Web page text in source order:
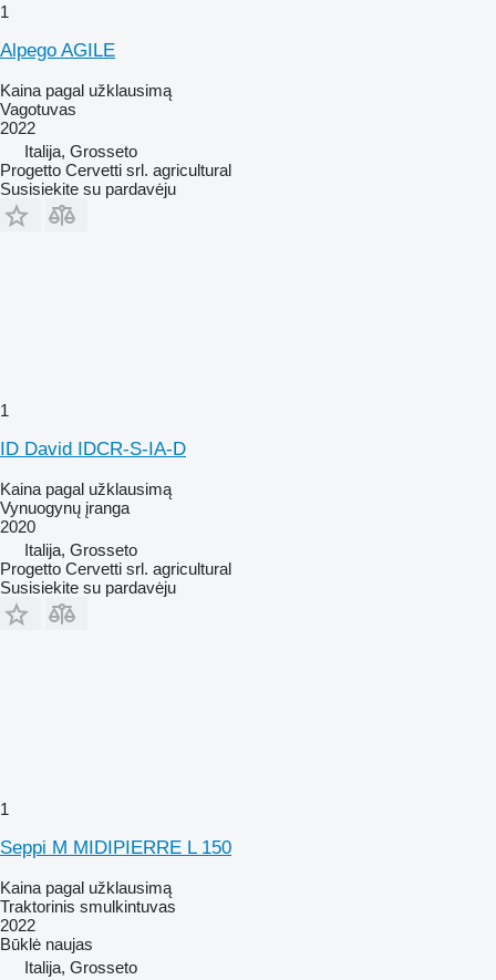
1
Alpego AGILE
Kaina pagal užklausimą
Vagotuvas
2022
Italija, Grosseto
Progetto Cervetti srl. agricultural
Susisiekite su pardavėju
1
ID David IDCR-S-IA-D
Kaina pagal užklausimą
Vynuogynų įranga
2020
Italija, Grosseto
Progetto Cervetti srl. agricultural
Susisiekite su pardavėju
1
Seppi M MIDIPIERRE L 150
Kaina pagal užklausimą
Traktorinis smulkintuvas
2022
Būklė naujas
Italija, Grosseto